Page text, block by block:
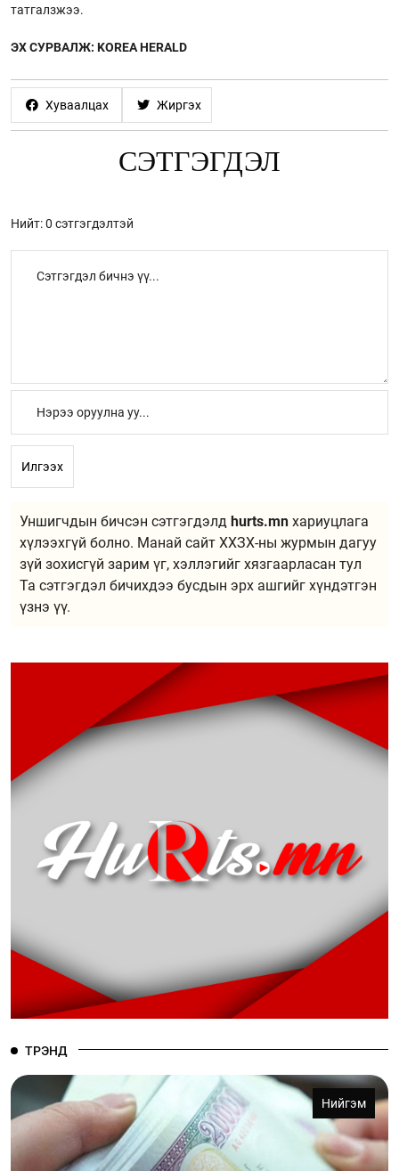
татгалзжээ.
ЭХ СУРВАЛЖ: KOREA HERALD
Хуваалцах Жиргэх
СЭТГЭГДЭЛ
Нийт: 0 сэтгэгдэлтэй
Илгээх
Уншигчдын бичсэн сэтгэгдэлд hurts.mn хариуцлага
хүлээхгүй болно. Манай сайт ХХЗХ-ны журмын дагуу
зүй зохисгүй зарим үг, хэллэгийг хязгаарласан тул
Та сэтгэгдэл бичихдээ бусдын эрх ашгийг хүндэтгэн
үзнэ үү.
ТРЭНД
Нийгэм